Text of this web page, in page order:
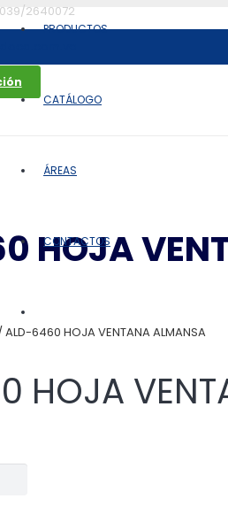
2640072
PRODUCTOS
CATÁLOGO
ÁREAS
CONTACTOS
HOJA
ALD-6460 HOJA VENTANA ALMANSA
HOJA